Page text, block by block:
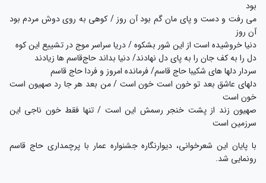
بود
می رفت و دست و پای مان گم بود آن روز / کوهی به روی دوش مردم بود
آن روز
دنیا خروشیده است از این شور بشکوه / دریا سراسر موج در تشییع این کوه
دل را به کف جان را به پای دل نهادند/ دنیا بداند حاج‌قاسم ها زیادند
سردار‌ دلها های شکیبا حاج قاسم/ فرمانده امروز و فردا حاج قاسم
دلهای عاشق بعد تو خون است خون است / من بعد هر جا رد صهیون است
خون است
صهیون زند از پشت خنجر رسمش این است / تنها فقط خون ناجی این
سرزمین است
با پایان این شعرخوانی، دیوارنگاره جشنواره عمار با پرچمداری حاج قاسم
رونمایی شد.